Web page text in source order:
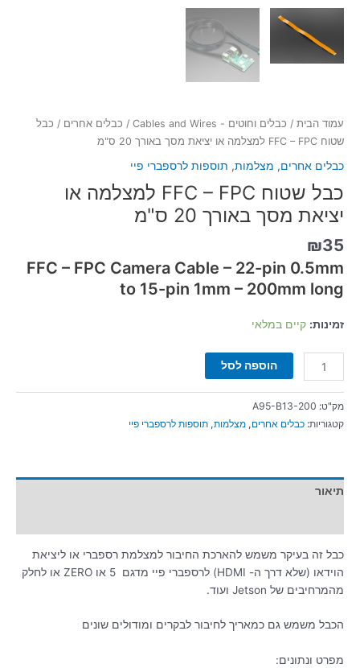
עמוד הבית / כבלים וחוטים - Cables and Wires / כבלים אחרים / כבל
שטוח FFC – FPC למצלמה או יציאת מסך באורך 20 ס"מ
כבלים אחרים, מצלמות, תוספות לרספברי פיי
כבל שטוח FFC – FPC למצלמה או
יציאת מסך באורך 20 ס"מ
₪35
FFC – FPC Camera Cable – 22-pin 0.5mm
to 15-pin 1mm – 200mm long
זמינות: קיים במלאי
הוספה לסל
מק"ט: A95-B13-200
קטגוריות: כבלים אחרים , מצלמות, תוספות לרספברי פיי
תיאור
כבל זה בעיקר משמש להארכת החיבור למצלמת רספברי או ליציאת
הוידאו (שלא דרך ה- HDMI) לרספברי פיי מדגם 5 או ZERO או לחלק
מהמרחיבים של Jetson ועוד.
הכבל משמש גם כמאריך לחיבור לבקרים ומודולים שונים
מפרט ונתונים: